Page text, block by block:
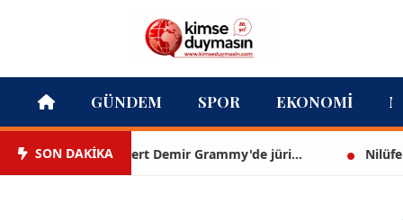
GÜNDEM SPOR EKONOMI
SON DAKİKAMert Demir Grammy'de jüri... Nilüfer